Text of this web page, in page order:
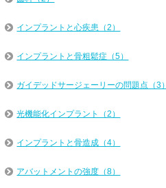
インプラントと心疾患（2）
インプラントと骨粗鬆症（5）
ガイデッドサージェーリーの問題点（3）
光機能化インプラント（2）
インプラントと骨造成（4）
アバットメントの強度（8）